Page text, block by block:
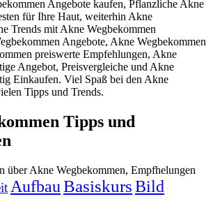
Angebote kaufen, Pflanzliche Akne
für Ihre Haut, weiterhin Akne
Trends mit Akne Wegbekommen
Angebote, Akne Wegbekommen
preiswerte Empfehlungen, Akne
Angebot, Preisvergleiche und Akne
Einkaufen. Viel Spaß bei den Akne
Tipps und Trends.
Tipps und
über Akne Wegbekommen, Empfhelungen
AufbauBasiskursBild